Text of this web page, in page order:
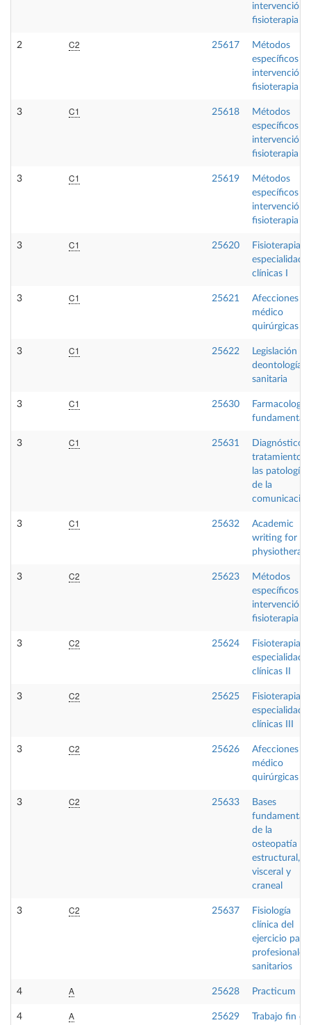
intervención
fisioterapia II
2 C2 25617
Métodos
específicos de
intervención
fisioterapia I
3 C1 25618
Métodos
específicos de
intervención
fisioterapia II
3 C1 25619
Métodos
específicos de
intervención
fisioterapia III
3 C1 25620
Fisioterapia
clínicas I
3 C1 25621
Afecciones
médico
quirúrgicas I
3 C1 25622
Legislación y
deontología
sanitaria
3 C1 25630
Farmacología
fundamental
3 C1 25631
Diagnóstico y
tratamiento
las patologías
de la
comunicación
3 C1 25632
Academic
writing for
3 C2 25623
Métodos
específicos de
intervención
fisioterapia IV
3 C2 25624
Fisioterapia
clínicas II
3 C2 25625
Fisioterapia
clínicas III
3 C2 25626
Afecciones
médico
quirúrgicas II
3 C2 25633
Bases
de la
osteopatía
estructural,
visceral y
craneal
3 C2 25637
Fisiología
clínica del
ejercicio para
profesionales
sanitarios
4 A 25628 Practicum
4 A 25629
Trabajo fin de